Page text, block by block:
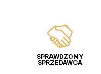
SPRAWDZONY
SPRZEDAWCA